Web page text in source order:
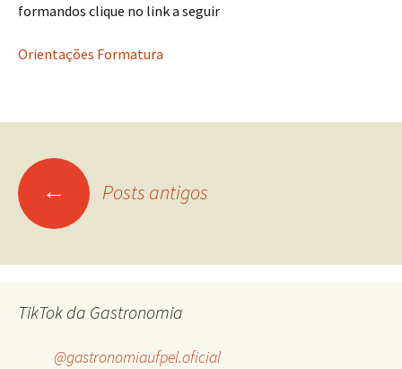
formandos clique no link a seguir
Orientações Formatura
Navegação
por
posts
← Posts antigos
TikTok da Gastronomia
@gastronomiaufpel.oficial